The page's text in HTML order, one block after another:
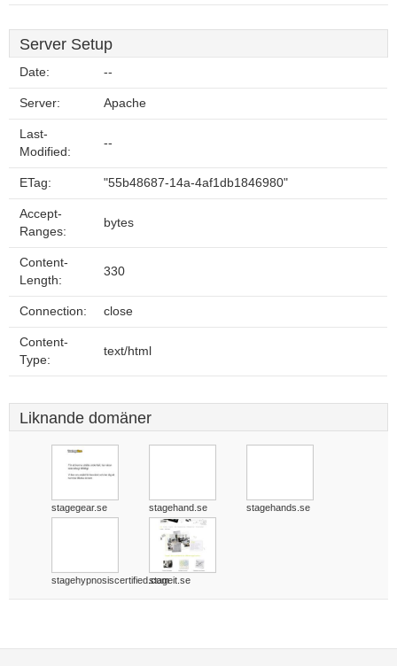
Server Setup
Date: --
Server: Apache
Last-
Modified:
--
ETag: "55b48687-14a-4af1db1846980"
Accept-
Ranges:
bytes
Content-
Length:
330
Connection: close
Content-
Type:
text/html
Liknande domäner
stagegear.se stagehand.se stagehands.se
stagehypnosiscertified.comstageit.se